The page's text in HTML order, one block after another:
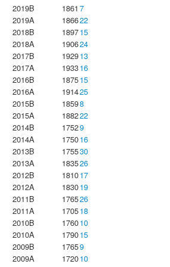
2019B
1861 7
2019A
186622
2018B
189715
2018A
190624
2017B
192913
2017A
193316
2016B
187515
2016A
191425
2015B
18598
2015A
188222
2014B
17529
2014A
175016
2013B
175530
2013A
183526
2012B
181017
2012A
183019
2011B
176526
2011A
170518
2010B
176010
2010A
179015
2009B
17659
2009A
172010